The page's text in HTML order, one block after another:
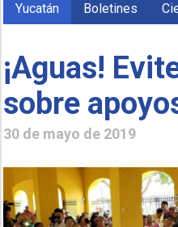
Yucatán Boletines
¡Aguas!
sobre
30 de mayo de 2019